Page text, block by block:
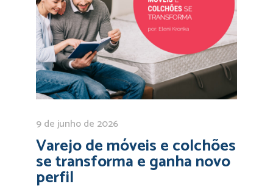
9 de junho de 2026
Varejo de móveis e colchões
se transforma e ganha novo
perfil